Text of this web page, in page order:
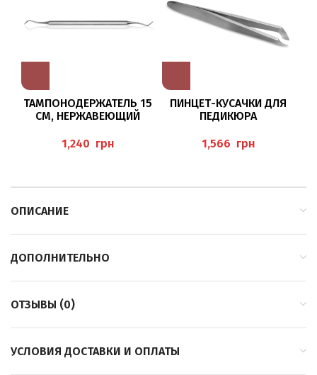
ТАМПОНОДЕРЖАТЕЛЬ 15
СМ, НЕРЖАВЕЮЩИЙ
грн
ПИНЦЕТ-КУСАЧКИ ДЛЯ
ПЕДИКЮРА
BAEHRгрн
ОПИСАНИЕ
ДОПОЛНИТЕЛЬНО
ОТЗЫВЫ (0)
УСЛОВИЯ ДОСТАВКИ И ОПЛАТЫ